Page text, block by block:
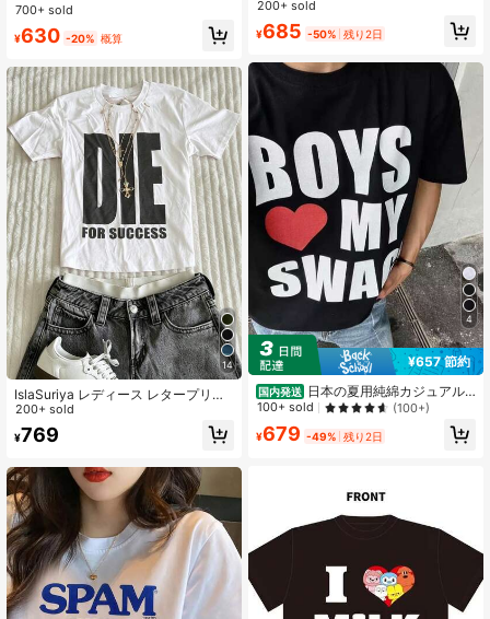
ス、カートゥーン プリント ルーズ
フラッタリング デザイン カジュアル
サマー
700+ sold
¥630 -20% 概算
14
IslaSuriya レディース レタープリン
ト ラウンドネック カジュアル 万能
デイリー 半袖Tシャツ
200+ sold
¥769
ジタルレタープリント半袖Tシャツ
（レディース）、夏用韓国風ルーズ
フィットラウンドネック半袖トップ
200+ sold
¥685 -50% 残り2日
4
¥657 節約
国内発送 日本の夏用純綿カジュアル
万能ゆったり半袖Tシャツ
100+ sold (100+)
¥679 -49% 残り2日